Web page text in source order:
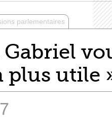
parlementaires
plus utile